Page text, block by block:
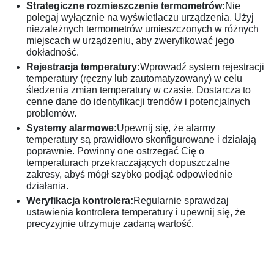
Strategiczne rozmieszczenie termometrów:Nie
polegaj wyłącznie na wyświetlaczu urządzenia. Użyj
niezależnych termometrów umieszczonych w różnych
miejscach w urządzeniu, aby zweryfikować jego
dokładność.
Rejestracja temperatury:Wprowadź system rejestracji
temperatury (ręczny lub zautomatyzowany) w celu
śledzenia zmian temperatury w czasie. Dostarcza to
cenne dane do identyfikacji trendów i potencjalnych
problemów.
Systemy alarmowe:Upewnij się, że alarmy
temperatury są prawidłowo skonfigurowane i działają
poprawnie. Powinny one ostrzegać Cię o
temperaturach przekraczających dopuszczalne
zakresy, abyś mógł szybko podjąć odpowiednie
działania.
Weryfikacja kontrolera:Regularnie sprawdzaj
ustawienia kontrolera temperatury i upewnij się, że
precyzyjnie utrzymuje zadaną wartość.